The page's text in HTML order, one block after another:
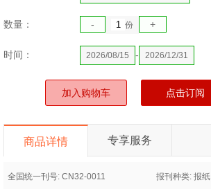
数量： - 份 +
时间： 2026/08/15 - 2026/12/31
加入购物车 点击订阅
商品详情 专享服务
全国统一刊号: CN32-0011 报刊种类: 报纸